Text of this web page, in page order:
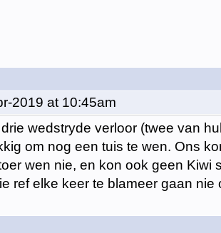
2019 at 10:45am
wedstryde verloor (twee van
om nog een tuis te wen. Ons
wen nie, en kon ook geen Kiwi
ref elke keer te blameer gaan nie